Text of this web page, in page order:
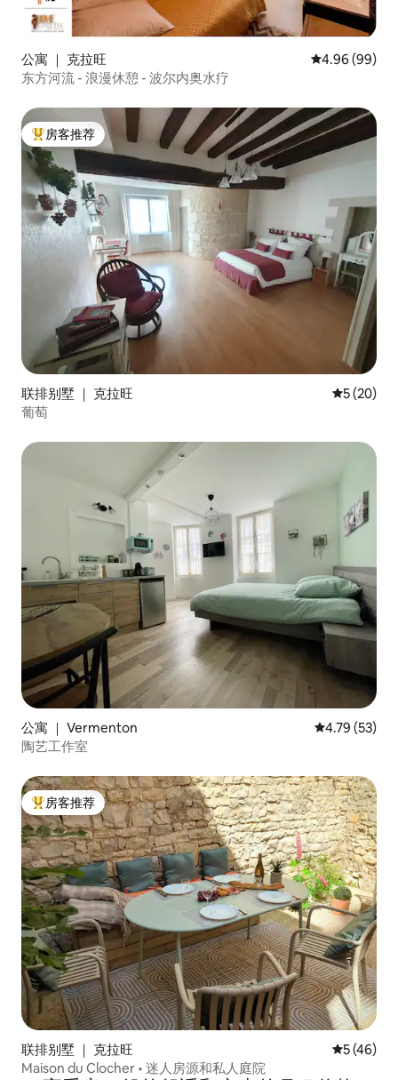
公寓 ｜ 克拉旺 平均评分 4.96
4.96 (99)
东方河流 - 浪漫休憩 - 波尔内奥水疗
热门「房客推荐」
房客推荐
联排别墅 ｜ 克拉旺 平均评分
5 (20)
葡萄
公寓 ｜ Vermenton 平均评分
4.79 (53)
陶艺工作室
热门「房客推荐」
房客推荐
联排别墅 ｜ 克拉旺 平均评分
5 (46)
Maison du Clocher • 迷人房源和私人庭院